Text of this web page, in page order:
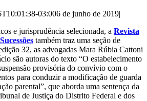
03:006 de junho de 2019|
e jurisprudência selecionada, a Revista
também traz uma seção de
32, as advogadas Mara Rúbia Cattoni
são autoras do texto “O estabelecimento
provisória do convívio com o
para conduzir a modificação de guarda
parental”, que aborda uma sentença da
de Justiça do Distrito Federal e dos